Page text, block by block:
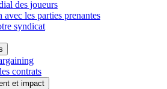
des joueurs
les parties prenantes
syndicat
contrats
et impact